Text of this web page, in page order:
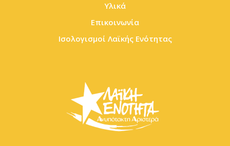
Υλικά
Επικοινωνία
Ισολογισμοί Λαϊκής Ενότητας